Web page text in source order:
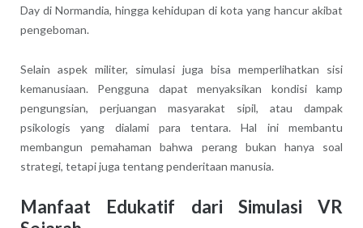
Day di Normandia, hingga kehidupan di kota yang hancur akibat
pengeboman.
Selain aspek militer, simulasi juga bisa memperlihatkan sisi
kemanusiaan. Pengguna dapat menyaksikan kondisi kamp
pengungsian, perjuangan masyarakat sipil, atau dampak
psikologis yang dialami para tentara. Hal ini membantu
membangun pemahaman bahwa perang bukan hanya soal
strategi, tetapi juga tentang penderitaan manusia.
Manfaat Edukatif dari Simulasi VR